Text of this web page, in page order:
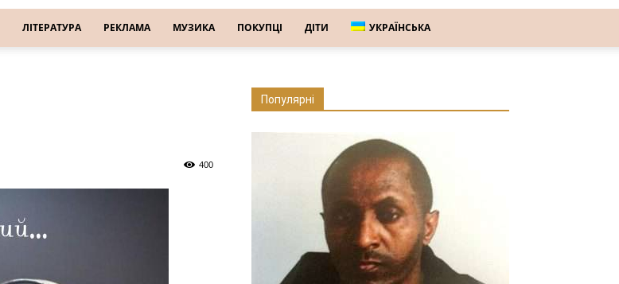
ЛІТЕРАТУРА РЕКЛАМА МУЗИКА ПОКУПЦІ ДІТИ УКРАЇНСЬКА
400
Популярні